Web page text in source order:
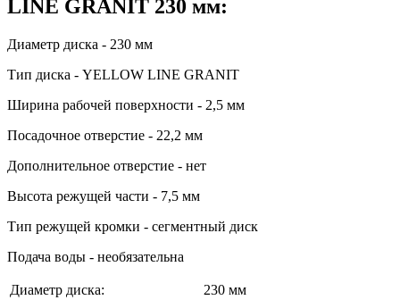
LINE GRANIT 230 мм:
Диаметр диска - 230 мм
Тип диска - YELLOW LINE GRANIT
Ширина рабочей поверхности - 2,5 мм
Посадочное отверстие - 22,2 мм
Дополнительное отверстие - нет
Высота режущей части - 7,5 мм
Тип режущей кромки - сегментный диск
Подача воды - необязательна
Диаметр диска:
230 мм